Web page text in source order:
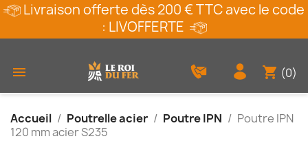
Livraison offerte dès 200 € TTC avec le code
: LIVOFFERTE
 shopping_cart (0)
Accueil Poutrelle acier Poutre IPN
Poutre IPN
120 mm acier S235